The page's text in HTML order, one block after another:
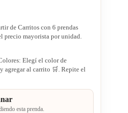
de Carritos con 6 prendas
precio mayorista por unidad.
Elegí el color de
agregar al carrito 🛒. Repite el
esta prenda.